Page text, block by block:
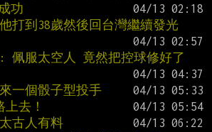
功
打到38歲然後回台灣繼續發光
: 佩服太空人 竟然把控球修好了
一個骰子型投手
去！
古人有料